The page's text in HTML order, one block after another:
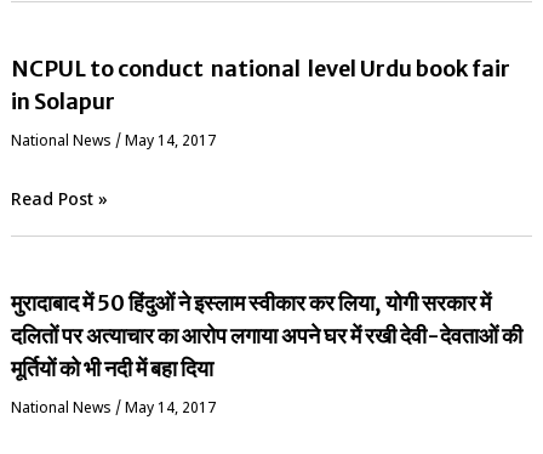
NCPUL to conduct national level Urdu book fair
in Solapur
National News / May 14, 2017
Read Post »
मुरादाबाद में 50 हिंदुओं ने इस्लाम स्वीकार कर लिया, योगी सरकार में
दलितों पर अत्याचार का आरोप लगाया अपने घर में रखी देवी-देवताओं की
मूर्तियों को भी नदी में बहा दिया
National News / May 14, 2017